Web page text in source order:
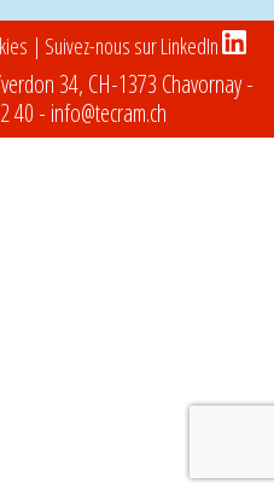
| Suivez-nous sur LinkedIn
34, CH-1373 Chavornay -
40 - info@tecram.ch